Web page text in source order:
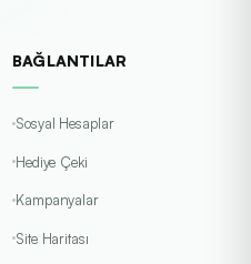
BAĞLANTILAR
Sosyal Hesaplar
Hediye Çeki
Kampanyalar
Site Haritası